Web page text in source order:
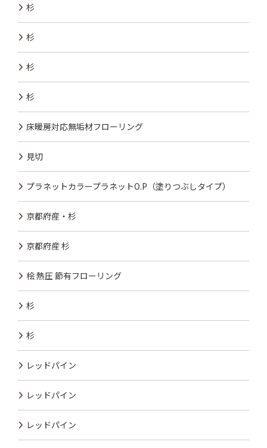
杉
杉
杉
杉
床暖房対応無垢材フローリング
見切
プラネットカラープラネットO.P（塗りつぶしタイプ）
京都府産・杉
京都府産 杉
桧 熱圧 節有フローリング
杉
杉
レッドパイン
レッドパイン
レッドパイン